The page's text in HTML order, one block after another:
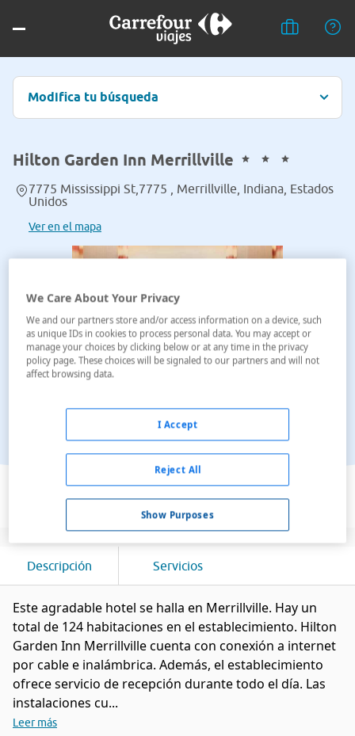
Modifica tu búsqueda
Hilton Garden Inn Merrillville
7775 Mississippi St,7775 , Merrillville, Indiana, Estados
Unidos
Ver en el mapa
Ver en el mapa
Descripción Servicios
Este agradable hotel se halla en Merrillville. Hay un
total de 124 habitaciones en el establecimiento. Hilton
Garden Inn Merrillville cuenta con conexión a internet
por cable e inalámbrica. Además, el establecimiento
ofrece servicio de recepción durante todo el día. Las
instalaciones cu...
Leer más
We Care About Your Privacy
We and our partners store and/or access information on a device, such
as unique IDs in cookies to process personal data. You may accept or
manage your choices by clicking below or at any time in the privacy
policy page. These choices will be signaled to our partners and will not
affect browsing data.
Show Purposes
Reject All
I Accept